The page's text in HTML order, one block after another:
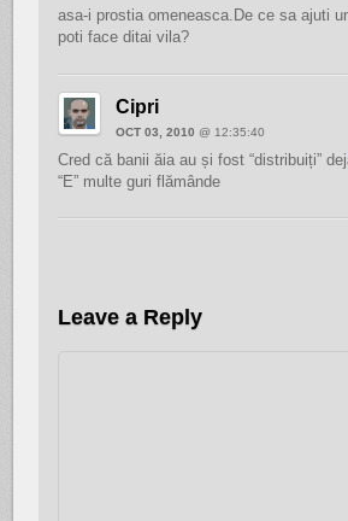
asa-i prostia omeneasca.De ce sa ajuti
poti face ditai vila?
Cipri
OCT 03, 2010 @ 12:35:40
Cred că banii ăia au și fost “distribuiți”
“E” multe guri flămânde
Leave a Reply